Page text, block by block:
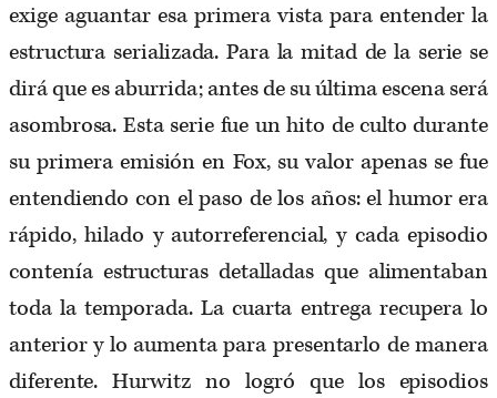
exige aguantar esa primera vista para entender la
estructura serializada. Para la mitad de la serie se
dirá que es aburrida; antes de su última escena será
asombrosa. Esta serie fue un hito de culto durante
su primera emisión en Fox, su valor apenas se fue
entendiendo con el paso de los años: el humor era
rápido, hilado y autorreferencial, y cada episodio
contenía estructuras detalladas que alimentaban
toda la temporada. La cuarta entrega recupera lo
anterior y lo aumenta para presentarlo de manera
diferente. Hurwitz no logró que los episodios